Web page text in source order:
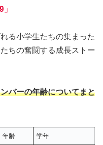
る小学生たちの集まった
ちの奮闘する成長ストー
バーの年齢についてまと
年齢 学年